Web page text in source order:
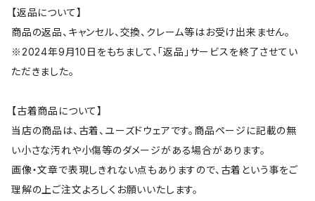
【返品について】
商品の返品、キャンセル、交換、クレーム等はお受け出来ません。
※2024年9月10日をもちまして、「返品」サービスを終了させてい
ただきました。
【古着商品について】
当店の商品は、古着、ユーズドウェアです。商品ページに記載の無
い小さな汚れや小傷等のダメージがある場合があります。
画像・文章で表現しきれない点もありますので、古着という事をご
理解の上ご注文よろしくお願いいたします。